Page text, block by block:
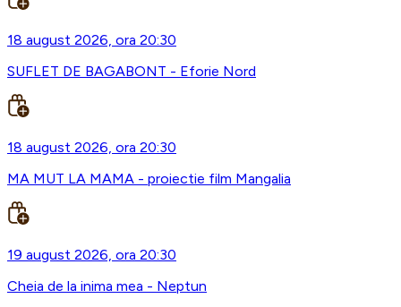
18 august 2026, ora 20:30
SUFLET DE BAGABONT - Eforie Nord
18 august 2026, ora 20:30
MA MUT LA MAMA - proiectie film Mangalia
19 august 2026, ora 20:30
Cheia de la inima mea - Neptun